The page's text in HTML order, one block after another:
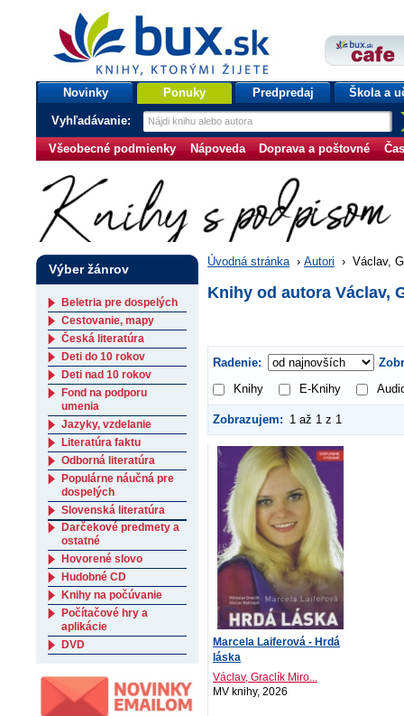
bux.sk
knihy, ktorými žijete
Úvodná stránka
Novinky Ponuky Predpredaj Škola a
Vyhľadávanie:
Všeobecné podmienky Nápoveda Doprava a poštovné
Úvodná stránka › Autori › Václav,
Knihy od autora Václav,
Radenie:
Knihy
E-Knihy
Zobrazujem: 1 až 1 z 1
Marcela Laiferová - Hrdá
láska
Václav, Graclík Miro...
MV knihy, 2026
Výber žánrov
Beletria pre dospelých
Cestovanie, mapy
Česká literatúra
Deti do 10 rokov
Deti nad 10 rokov
Fond na podporu
umenia
Jazyky, vzdelanie
Literatúra faktu
Odborná literatúra
Populárne náučná pre
dospelých
Slovenská literatúra
Darčekové predmety a
ostatné
Hovorené slovo
Hudobné CD
Knihy na počúvanie
Počítačové hry a
aplikácie
DVD